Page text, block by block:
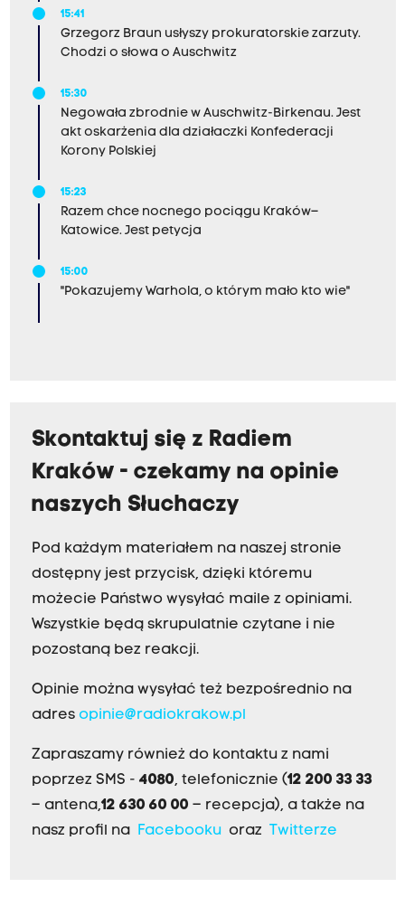
15:41
Grzegorz Braun usłyszy prokuratorskie zarzuty.
Chodzi o słowa o Auschwitz
15:30
Negowała zbrodnie w Auschwitz-Birkenau. Jest
akt oskarżenia dla działaczki Konfederacji
Korony Polskiej
15:23
Razem chce nocnego pociągu Kraków–
Katowice. Jest petycja
15:00
"Pokazujemy Warhola, o którym mało kto wie"
Skontaktuj się z Radiem
Kraków - czekamy na opinie
naszych Słuchaczy
Pod każdym materiałem na naszej stronie
dostępny jest przycisk, dzięki któremu
możecie Państwo wysyłać maile z opiniami.
Wszystkie będą skrupulatnie czytane i nie
pozostaną bez reakcji.
Opinie można wysyłać też bezpośrednio na
adres opinie@radiokrakow.pl
Zapraszamy również do kontaktu z nami
poprzez SMS - 4080, telefonicznie (12 200 33 33
– antena,12 630 60 00 – recepcja), a także na
nasz profil na
Facebookuoraz Twitterze